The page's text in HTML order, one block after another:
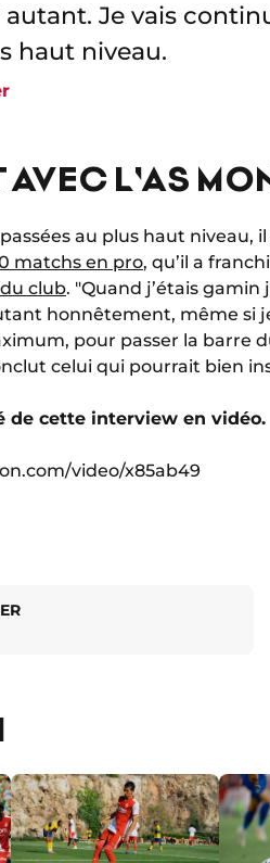
autant. Je vais
haut niveau.
AVEC L'AS
au plus haut niveau,
matchs en pro, qu’il a
club. "Quand j’étais
honnêtement, même si
pour passer la barre
celui qui pourrait bien
de cette interview en vidéo.
video/x85ab49